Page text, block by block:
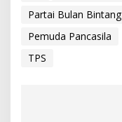
Partai Bulan Bintang
Pemuda Pancasila
TPS